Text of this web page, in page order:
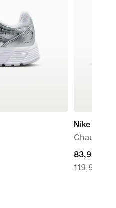
Nike Air
current
price
83,99 €
119,99 €